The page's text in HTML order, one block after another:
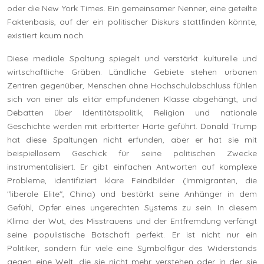
oder die New York Times. Ein gemeinsamer Nenner, eine geteilte
Faktenbasis, auf der ein politischer Diskurs stattfinden könnte,
existiert kaum noch.
Diese mediale Spaltung spiegelt und verstärkt kulturelle und
wirtschaftliche Gräben. Ländliche Gebiete stehen urbanen
Zentren gegenüber, Menschen ohne Hochschulabschluss fühlen
sich von einer als elitär empfundenen Klasse abgehängt, und
Debatten über Identitätspolitik, Religion und nationale
Geschichte werden mit erbitterter Härte geführt. Donald Trump
hat diese Spaltungen nicht erfunden, aber er hat sie mit
beispiellosem Geschick für seine politischen Zwecke
instrumentalisiert. Er gibt einfachen Antworten auf komplexe
Probleme, identifiziert klare Feindbilder (Immigranten, die
"liberale Elite", China) und bestärkt seine Anhänger in dem
Gefühl, Opfer eines ungerechten Systems zu sein. In diesem
Klima der Wut, des Misstrauens und der Entfremdung verfängt
seine populistische Botschaft perfekt. Er ist nicht nur ein
Politiker, sondern für viele eine Symbolfigur des Widerstands
gegen eine Welt, die sie nicht mehr verstehen oder in der sie